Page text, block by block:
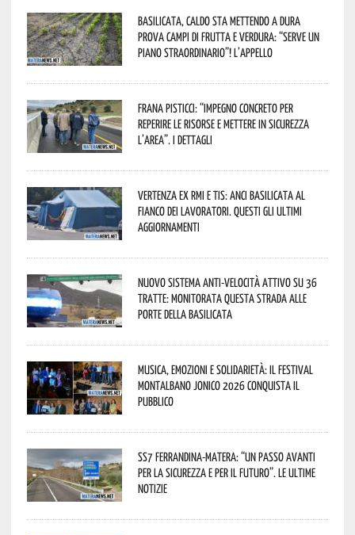
Basilicata, caldo sta mettendo a dura
prova campi di frutta e verdura: “Serve un
piano straordinario”! L’appello
Frana Pisticci: “Impegno concreto per
reperire le risorse e mettere in sicurezza
l’area”. I dettagli
Vertenza ex RMI e TIS: ANCI Basilicata al
fianco dei lavoratori. Questi gli ultimi
aggiornamenti
Nuovo sistema anti-velocità attivo su 36
tratte: monitorata questa strada alle
porte della Basilicata
Musica, emozioni e solidarietà: il Festival
Montalbano Jonico 2026 conquista il
pubblico
SS7 Ferrandina-Matera: “Un passo avanti
per la sicurezza e per il futuro”. Le ultime
notizie